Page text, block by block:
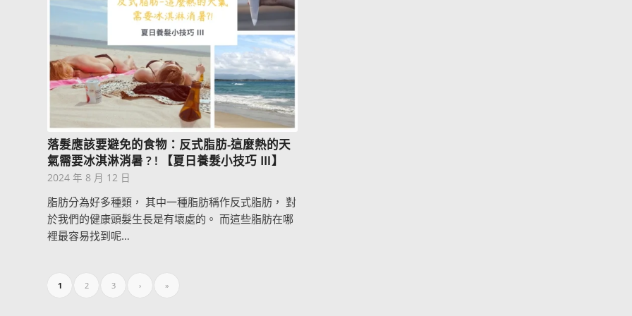
落髮應該要避免的食物：反式脂肪-這麼熱的天
氣需要冰淇淋消暑 ? ! 【夏日養髮小技巧 Ⅲ】
2024 年 8 月 12 日
脂肪分為好多種類， 其中一種脂肪稱作反式脂肪， 對
於我們的健康頭髮生長是有壞處的。 而這些脂肪在哪
裡最容易找到呢…
1 2 3 › »